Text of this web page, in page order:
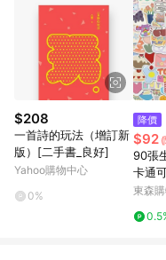
價券等虛擬貨幣折抵 4. 大
有相關事證認定您為大宗採
相關認定以Yahoo購物中心
$208
一首詩的玩法（增訂新
版）[二手書_良好]
Yahoo購物中心
0%
降價
$92
90張
卡通
ad行
東森